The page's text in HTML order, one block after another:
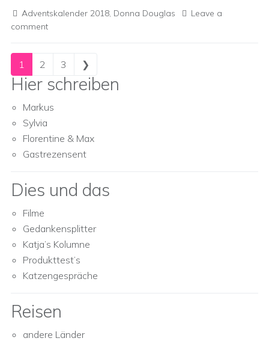
Adventskalender 2018, Donna Douglas
Leave a
comment
Posts navigation
1 2 3 ❯
Hier schreiben
Markus
Sylvia
Florentine & Max
Gastrezensent
Dies und das
Filme
Gedankensplitter
Katja’s Kolumne
Produkttest’s
Katzengespräche
Reisen
andere Länder